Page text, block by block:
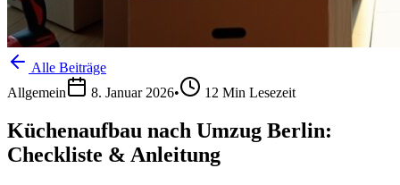
Alle Beiträge
Allgemein
8. Januar 2026• 12 Min Lesezeit
Küchenaufbau nach Umzug Berlin:
Checkliste & Anleitung